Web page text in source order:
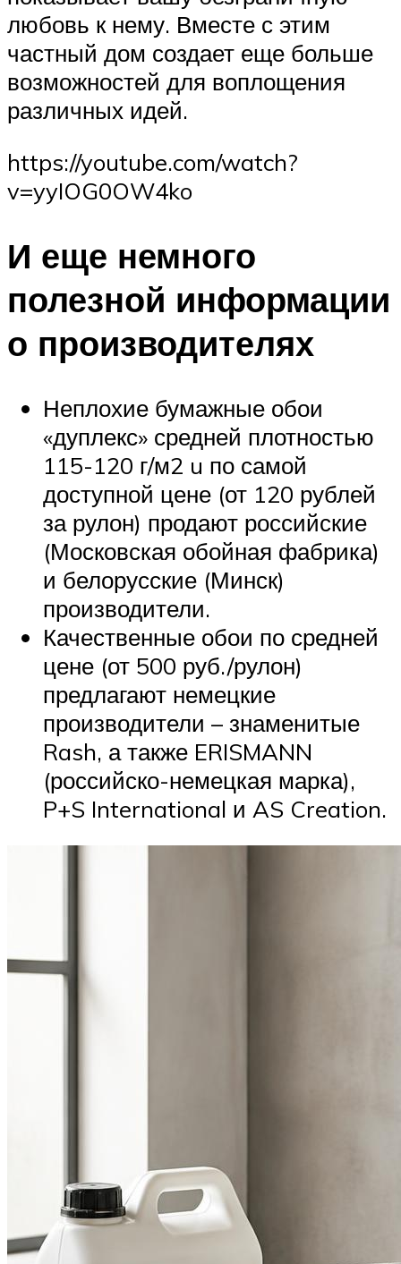
любовь к нему. Вместе с этим
частный дом создает еще больше
возможностей для воплощения
различных идей.
https://youtube.com/watch?
v=yyIOG0OW4ko
И еще немного
полезной информации
о производителях
Неплохие бумажные обои
«дуплекс» средней плотностью
115-120 г/м2 u по самой
доступной цене (от 120 рублей
за рулон) продают российские
(Московская обойная фабрика)
и белорусские (Минск)
производители.
Качественные обои по средней
цене (от 500 руб./рулон)
предлагают немецкие
производители – знаменитые
Rash, а также ERISMANN
(российско-немецкая марка),
P+S International и AS Creation.